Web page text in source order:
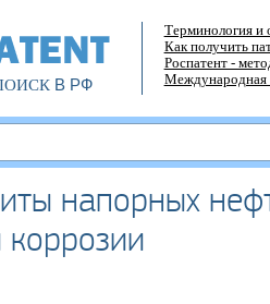
В РФ
Терминология и
Как получить
Роспатент -
Международная
напорных
коррозии